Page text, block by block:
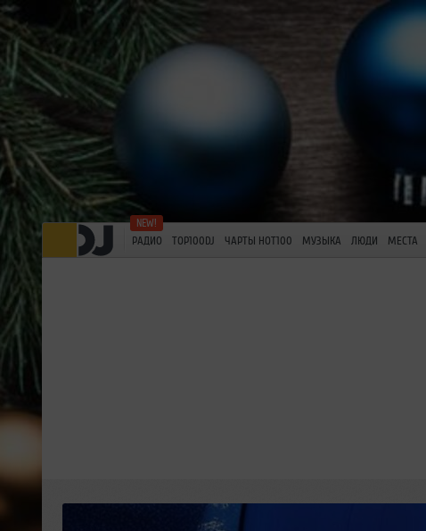
РАДИО TOP100DJ ЧАРТЫ HOT100 МУЗЫКА ЛЮДИ МЕСТА